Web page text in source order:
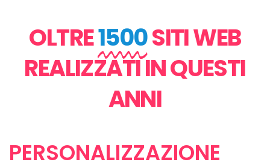
OLTRE1500SITI WEB
REALIZZATI IN QUESTI
ANNI
PERSONALIZZAZIONE